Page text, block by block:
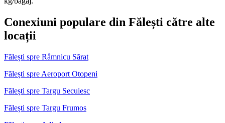
Conexiuni populare din Fălești către alte
locații
Fălești spre Râmnicu Sărat
Fălești spre Aeroport Otopeni
Fălești spre Targu Secuiesc
Fălești spre Targu Frumos